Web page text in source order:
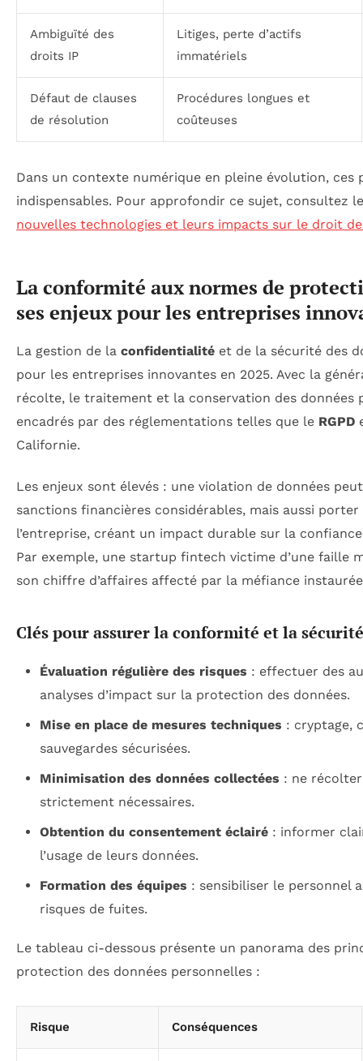
Ambiguïté des
droits IP
Litiges, perte d’actifs
immatériels
Défaut de clauses
de résolution
Procédures longues et
coûteuses
Dans un contexte numérique en pleine évolution, ces
indispensables. Pour approfondir ce sujet, consultez
nouvelles technologies et leurs impacts sur le droit
La conformité aux normes de
ses enjeux pour les entreprises
La gestion de la confidentialité et de la sécurité des
pour les entreprises innovantes en 2025. Avec la
récolte, le traitement et la conservation des
encadrés par des réglementations telles que le RGPD
Californie.
Les enjeux sont élevés : une violation de données
sanctions financières considérables, mais aussi
l’entreprise, créant un impact durable sur la
Par exemple, une startup fintech victime d’une faille
son chiffre d’affaires affecté par la méfiance
Clés pour assurer la conformité et la
Évaluation régulière des risques : effectuer des
analyses d’impact sur la protection des données.
Mise en place de mesures techniques : cryptage,
sauvegardes sécurisées.
Minimisation des données collectées : ne
strictement nécessaires.
Obtention du consentement éclairé: informer
l’usage de leurs données.
Formation des équipes : sensibiliser le personnel
risques de fuites.
Le tableau ci-dessous présente un panorama des
protection des données personnelles :
Risque Conséquences